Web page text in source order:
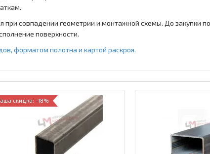
при совпадении геометрии и монтажной схемы. До закупки
поверхности.
форматом полотна и картой раскроя.
скидка: -18%